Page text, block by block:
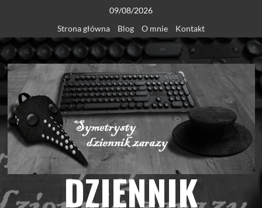
content
09/08/2026
Strona główna
Blog O mnie Kontakt
DZIENNIK